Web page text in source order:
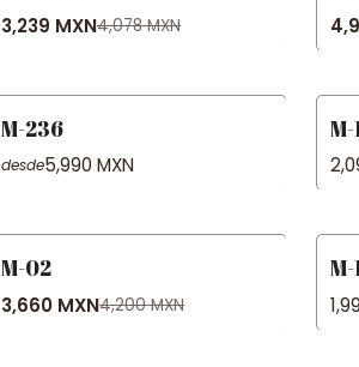
3,239 MXN4,078 MXN
M-236
desde5,990 MXN
M-
-13% OFF
M-02
3,660 MXN4,200 MXN
M-